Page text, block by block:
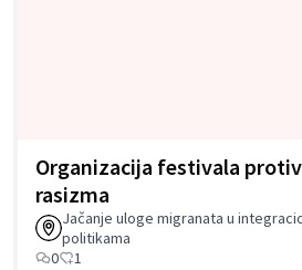
Organizacija festivala protiv
rasizma
Jačanje uloge migranata u
politikama
0
1